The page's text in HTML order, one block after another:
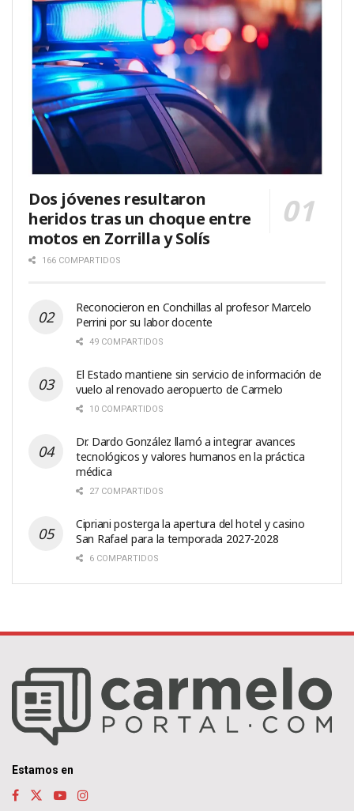
Dos jóvenes resultaron
heridos tras un choque entre
motos en Zorrilla y Solís
166 COMPARTIDOS
Reconocieron en Conchillas al profesor Marcelo
Perrini por su labor docente
49 COMPARTIDOS
El Estado mantiene sin servicio de información de
vuelo al renovado aeropuerto de Carmelo
10 COMPARTIDOS
Dr. Dardo González llamó a integrar avances
tecnológicos y valores humanos en la práctica
médica
27 COMPARTIDOS
Cipriani posterga la apertura del hotel y casino
San Rafael para la temporada 2027-2028
6 COMPARTIDOS
Estamos en